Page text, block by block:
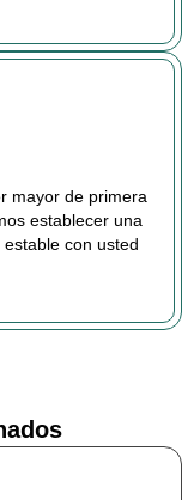
mayor de primera
establecer una
con usted